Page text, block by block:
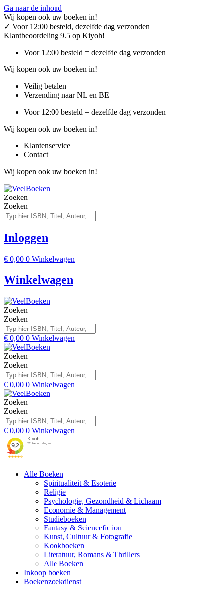
Ga naar de inhoud
Wij kopen ook uw boeken in!
✓ Voor 12:00 besteld, dezelfde dag verzonden
Klantbeoordeling 9.5 op Kiyoh!
Voor 12:00 besteld = dezelfde dag verzonden
Wij kopen ook uw boeken in!
Veilig betalen
Verzending naar NL en BE
Voor 12:00 besteld = dezelfde dag verzonden
Wij kopen ook uw boeken in!
Klantenservice
Contact
Wij kopen ook uw boeken in!
Zoeken
Zoeken
Inloggen
€ 0,00 0 Winkelwagen
Winkelwagen
Zoeken
Zoeken
€ 0,00 0 Winkelwagen
Zoeken
Zoeken
€ 0,00 0 Winkelwagen
Zoeken
Zoeken
€ 0,00 0 Winkelwagen
Alle Boeken
Spiritualiteit & Esoterie
Religie
Psychologie, Gezondheid & Lichaam
Economie & Management
Studieboeken
Fantasy & Sciencefiction
Kunst, Cultuur & Fotografie
Kookboeken
Literatuur, Romans & Thrillers
Alle Boeken
Inkoop boeken
Boekenzoekdienst